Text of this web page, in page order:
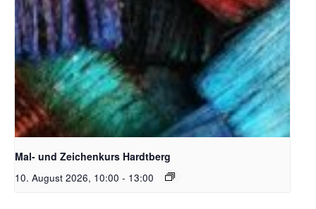
Unsplash_RhondaK Native Florida Folk Artist
Mal- und Zeichenkurs Hardtberg
10. August 2026, 10:00 - 13:00